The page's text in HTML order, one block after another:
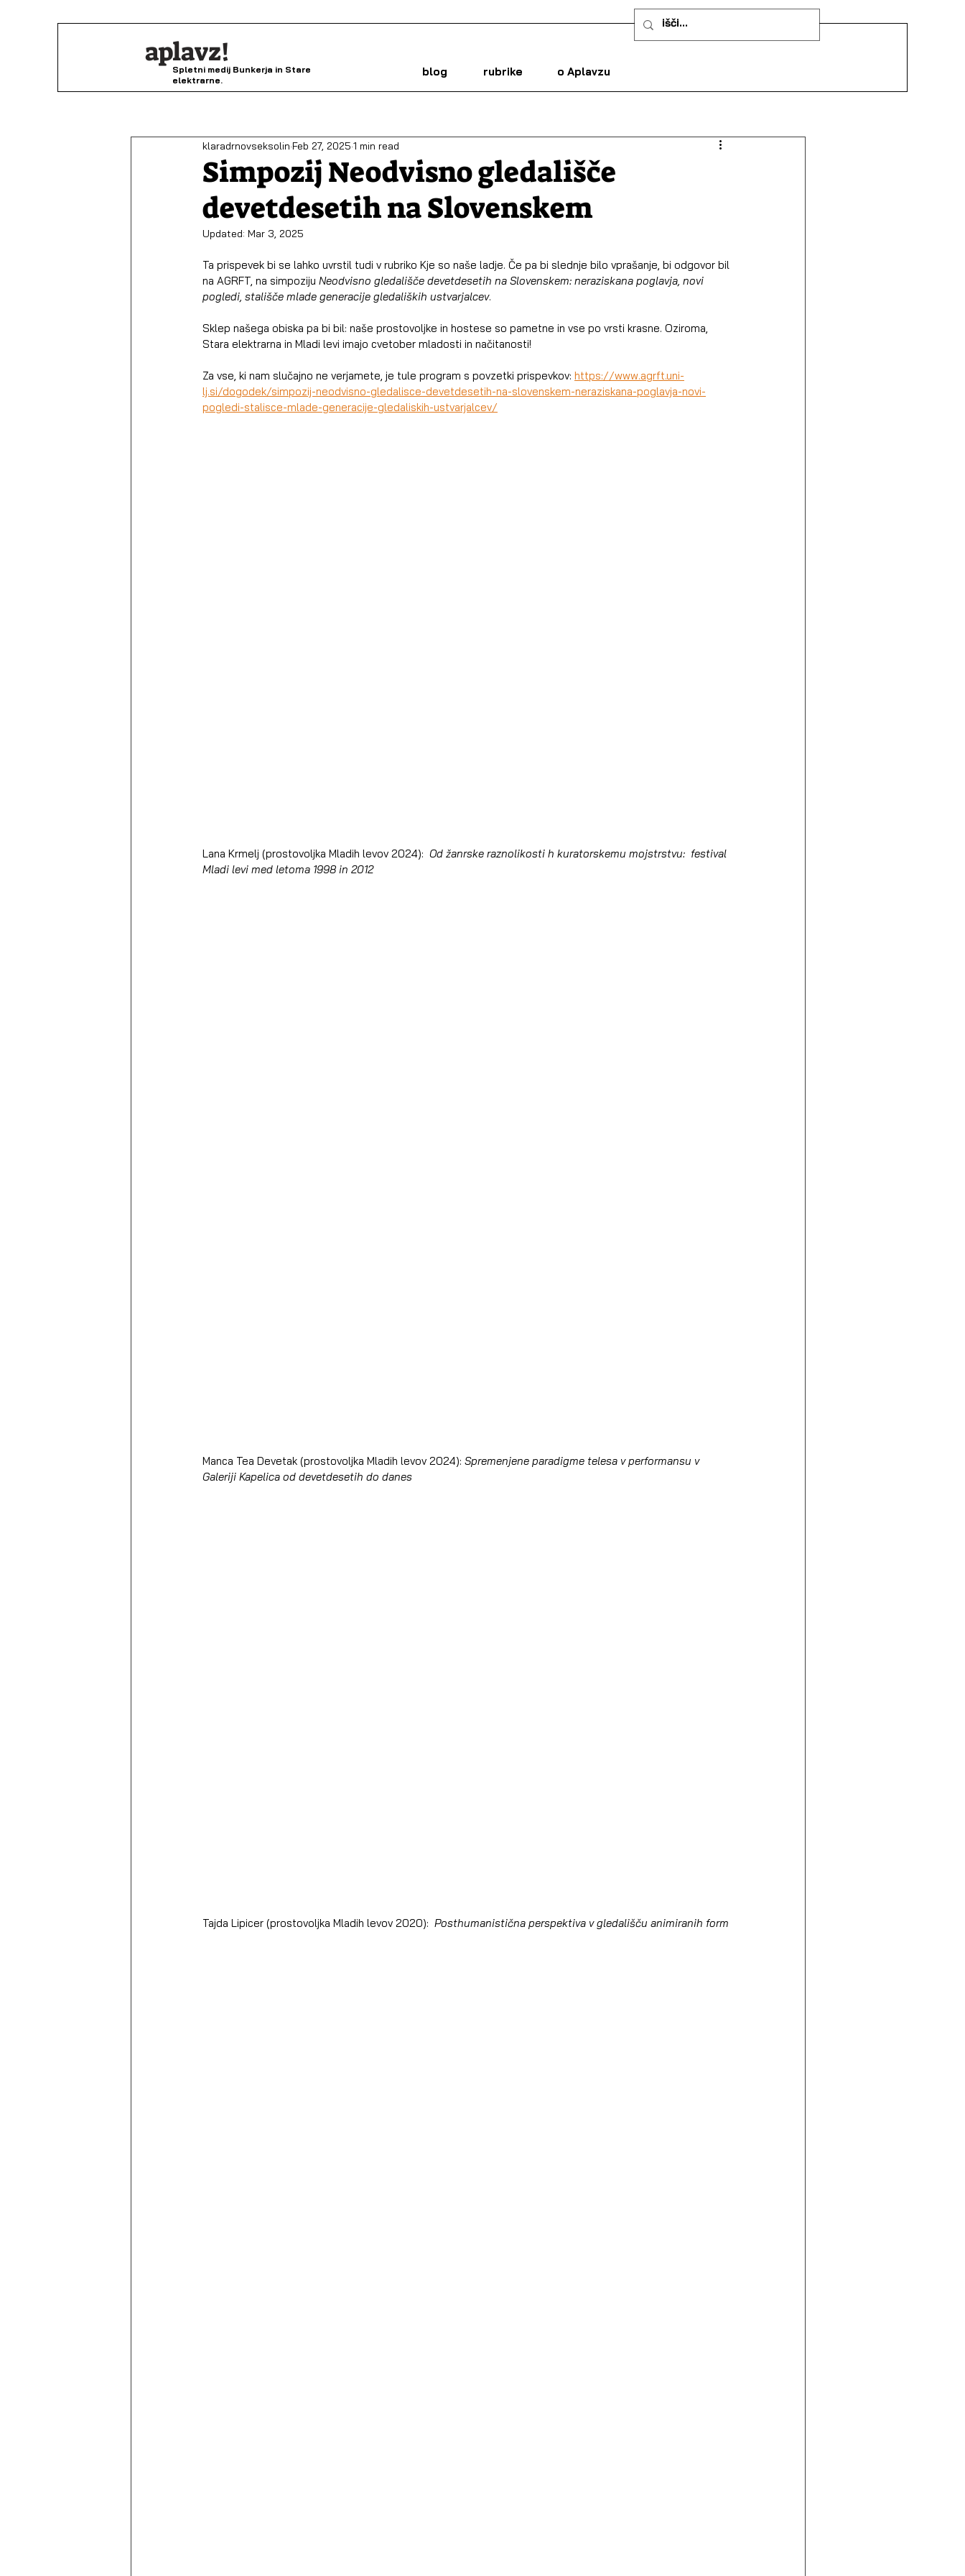
blog rubrike o Aplavzu
aplavz!
Spletni medij Bunkerja in Stare
elektrarne.
Simpozij Neodvisno gledališče
devetdesetih na Slovenskem
klaradrnovseksolin Feb 27, 2025 1 min read
Updated: Mar 3, 2025
Ta prispevek bi se lahko uvrstil tudi v rubriko Kje so naše ladje. Če pa bi slednje bilo vprašanje, bi odgovor bil
na AGRFT, na simpoziju Neodvisno gledališče devetdesetih na Slovenskem: neraziskana poglavja, novi
pogledi, stališče mlade generacije gledaliških ustvarjalcev.
Sklep našega obiska pa bi bil: naše prostovoljke in hostese so pametne in vse po vrsti krasne. Oziroma,
Stara elektrarna in Mladi levi imajo cvetober mladosti in načitanosti!
Za vse, ki nam slučajno ne verjamete, je tule program s povzetki prispevkov: https://www.agrft.uni-
lj.si/dogodek/simpozij-neodvisno-gledalisce-devetdesetih-na-slovenskem-neraziskana-poglavja-novi-
pogledi-stalisce-mlade-generacije-gledaliskih-ustvarjalcev/
Lana Krmelj (prostovoljka Mladih levov 2024): Od žanrske raznolikosti h kuratorskemu mojstrstvu:  festival
Mladi levi med letoma 1998 in 2012
Manca Tea Devetak (prostovoljka Mladih levov 2024): Spremenjene paradigme telesa v performansu v
Galeriji Kapelica od devetdesetih do danes
Tajda Lipicer (prostovoljka Mladih levov 2020): Posthumanistična perspektiva v gledališču animiranih form